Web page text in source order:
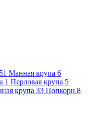
51 Манная крупа 6
1 Перловая крупа 5
крупа 33 Попкорн 8